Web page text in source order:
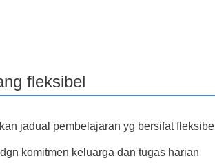
fleksibel
jadual pembelajaran yg bersifat fleksibel
komitmen keluarga dan tugas harian